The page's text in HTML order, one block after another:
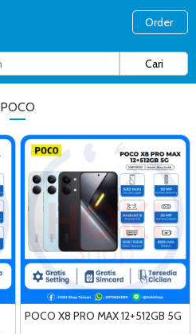
Order
POCO
POCO X8 PRO MAX 12+512GB 5G